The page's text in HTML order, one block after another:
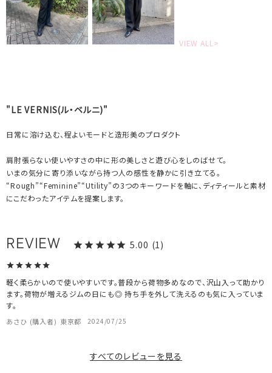
VIEW ALL>
"LE VERNIS(ル・ベルニ)"
日常に溶け込む、程よいモードと造形美のプロダクト
肩肘張らない使いやすさの中に形の美しさと遊び心をしのばせて。
いまの気分に寄り添いながら持つ人の感性を静かに引き立てる。
“Rough”“Feminine”“Utility”の3つのキーワードを軸に、ディティールと素材
にこだわったアイテムを提案します。
5.00 1
あさひ 購入者 東京都 2024/07/25
軽く柔らかいので使いやすいです。普段から荷物多めなので、沢山入って助かり
ます。荷物が増えるジムの日にも◎ 持ち手を外して洗えるのも気に入っていま
す。
すべてのレビューを見る